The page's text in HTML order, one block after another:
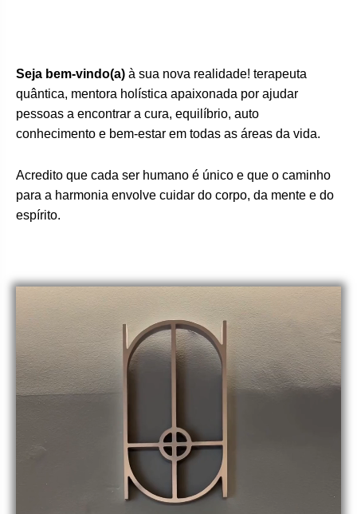
Seja bem-vindo(a) à sua nova realidade! terapeuta
quântica, mentora holística apaixonada por ajudar
pessoas a encontrar a cura, equilíbrio, auto
conhecimento e bem-estar em todas as áreas da vida.
Acredito que cada ser humano é único e que o caminho
para a harmonia envolve cuidar do corpo, da mente e do
espírito.